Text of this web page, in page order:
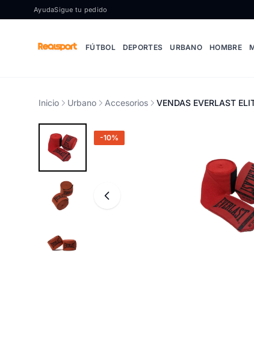
Ir al contenido
AyudaSigue tu pedido
FÚTBOL DEPORTES URBANO HOMBRE
Inicio Urbano Accesorios VENDAS EVERLAST
-10%